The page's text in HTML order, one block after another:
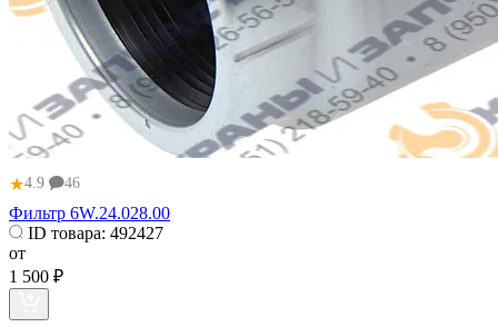
★4.9 46
Фильтр 6W.24.028.00
ID товара: 492427
от
1 500 ₽